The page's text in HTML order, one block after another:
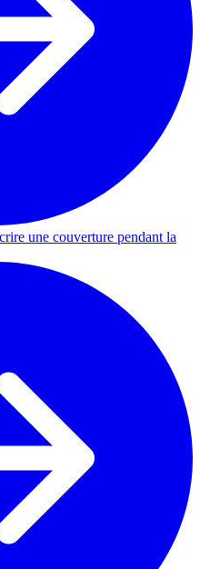
une couverture pendant la